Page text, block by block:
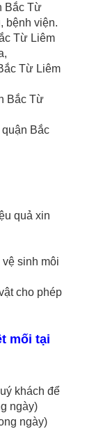
Bắc Từ
bệnh viện.
Từ Liêm
Từ Liêm
Bắc Từ
Bắc
quả xin
sinh môi
cho phép
mối tại
khách để
ngày)
ngày)